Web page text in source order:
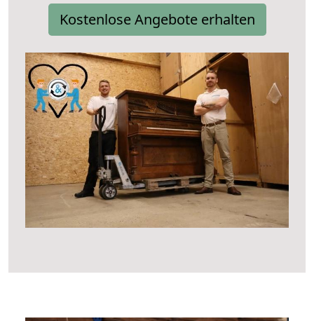
Kostenlose Angebote erhalten